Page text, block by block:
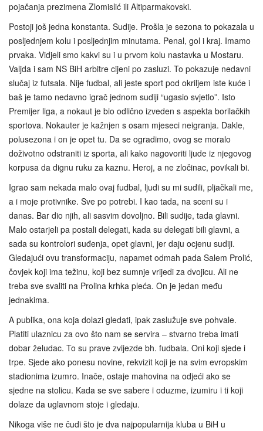
pojačanja prezimena Zlomislić ili Altiparmakovski.
Postoji još jedna konstanta. Sudije. Prošla je sezona to pokazala u
posljednjem kolu i posljednjim minutama. Penal, gol i kraj. Imamo
prvaka. Vidjeli smo kakvi su i u prvom kolu nastavka u Mostaru.
Valjda i sam NS BiH arbitre cijeni po zasluzi. To pokazuje nedavni
slučaj iz futsala. Nije fudbal, ali jeste sport pod okriljem iste kuće i
baš je tamo nedavno igrač jednom sudiji “ugasio svjetlo”. Isto
Premijer liga, a nokaut je bio odlično izveden s aspekta borilačkih
sportova. Nokauter je kažnjen s osam mjeseci neigranja. Dakle,
polusezona i on je opet tu. Da se ogradimo, ovog se moralo
doživotno odstraniti iz sporta, ali kako nagovoriti ljude iz njegovog
korpusa da dignu ruku za kaznu. Heroj, a ne zločinac, povikali bi.
Igrao sam nekada malo ovaj fudbal, ljudi su mi sudili, pljačkali me,
a i moje protivnike. Sve po potrebi. I kao tada, na sceni su i
danas. Bar dio njih, ali sasvim dovoljno. Bili sudije, tada glavni.
Malo ostarjeli pa postali delegati, kada su delegati bili glavni, a
sada su kontrolori suđenja, opet glavni, jer daju ocjenu sudiji.
Gledajući ovu transformaciju, napamet odmah pada Salem Prolić,
čovjek koji ima težinu, koji bez sumnje vrijedi za dvojicu. Ali ne
treba sve svaliti na Prolina krhka pleća. On je jedan među
jednakima.
A publika, ona koja dolazi gledati, ipak zaslužuje sve pohvale.
Platiti ulaznicu za ovo što nam se servira – stvarno treba imati
dobar želudac. To su prave zvijezde bh. fudbala. Oni koji sjede i
trpe. Sjede ako ponesu novine, rekvizit koji je na svim evropskim
stadionima izumro. Inače, ostaje mahovina na odjeći ako se
sjedne na stolicu. Kada se sve sabere i oduzme, izumiru i ti koji
dolaze da uglavnom stoje i gledaju.
Nikoga više ne čudi što je dva najpopularnija kluba u BiH u